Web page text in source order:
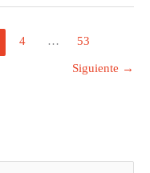
4 … 53
Siguiente →